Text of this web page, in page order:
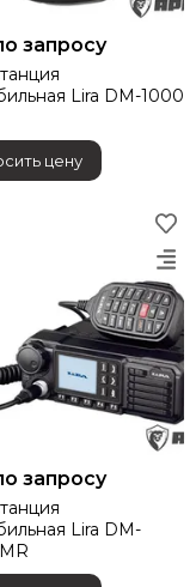
запросу
Lira DM-1000
цену
запросу
Lira DM-